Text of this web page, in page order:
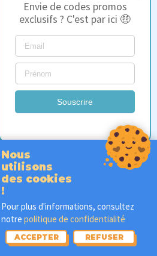
types de protège-
?
de protège-matelas :
le matelas grâce à ses
parfaitement, mais il
que les dimensions de
la même que celles du
une protection de
Envie de codes promos
exclusifs ? C'est par ici 🤑
Souscrire
Nous
utilisons
des cookies
!
Pour plus d'informations, consultez
notre politique de confidentialité
ACCEPTER REFUSER